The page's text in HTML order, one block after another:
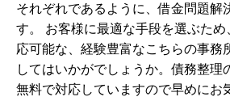
それぞれであるように、借金問題解
す。 お客様に最適な手段を選ぶた
応可能な、経験豊富なこちらの事務
してはいかがでしょうか。 債務整理
無料で対応していますので早めにお